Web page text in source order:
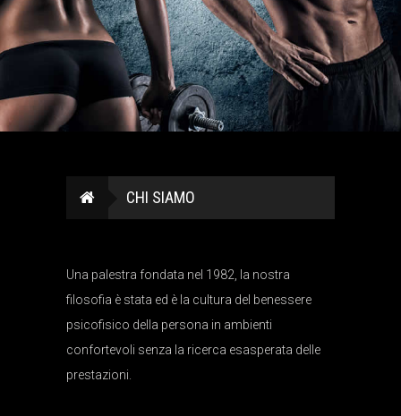
CHI SIAMO
Una palestra fondata nel 1982, la nostra
filosofia è stata ed è la cultura del benessere
psicofisico della persona in ambienti
confortevoli senza la ricerca esasperata delle
prestazioni.